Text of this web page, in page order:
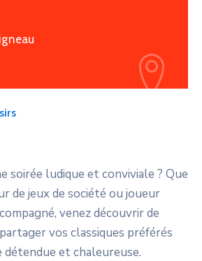
soirée ludique et conviviale ? Que
de jeux de société ou joueur
venez découvrir de
vos classiques préférés
détendue et chaleureuse.